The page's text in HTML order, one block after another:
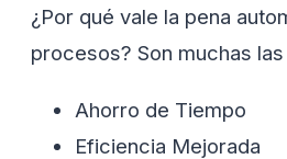
¿Por qué vale la pena
procesos? Son muchas
Ahorro de Tiempo
Eficiencia Mejorada